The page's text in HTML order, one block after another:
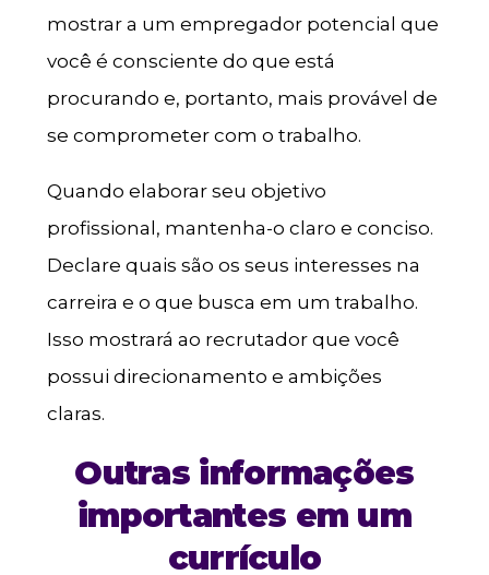
mostrar a um empregador potencial que
você é consciente do que está
procurando e, portanto, mais provável de
se comprometer com o trabalho.
Quando elaborar seu objetivo
profissional, mantenha-o claro e conciso.
Declare quais são os seus interesses na
carreira e o que busca em um trabalho.
Isso mostrará ao recrutador que você
possui direcionamento e ambições
claras.
Outras informações
importantes em um
currículo